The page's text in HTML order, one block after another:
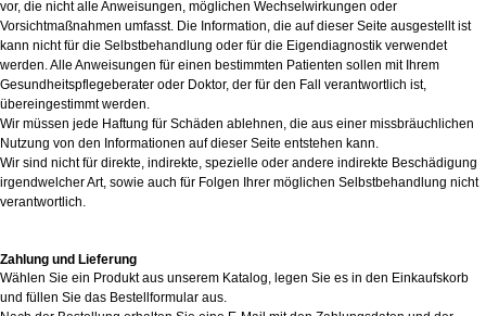
vor, die nicht alle Anweisungen, möglichen Wechselwirkungen oder
Vorsichtmaßnahmen umfasst. Die Information, die auf dieser Seite ausgestellt ist
kann nicht für die Selbstbehandlung oder für die Eigendiagnostik verwendet
werden. Alle Anweisungen für einen bestimmten Patienten sollen mit Ihrem
Gesundheitspflegeberater oder Doktor, der für den Fall verantwortlich ist,
übereingestimmt werden.
Wir müssen jede Haftung für Schäden ablehnen, die aus einer missbräuchlichen
Nutzung von den Informationen auf dieser Seite entstehen kann.
Wir sind nicht für direkte, indirekte, spezielle oder andere indirekte Beschädigung
irgendwelcher Art, sowie auch für Folgen Ihrer möglichen Selbstbehandlung nicht
verantwortlich.
Zahlung und Lieferung
Wählen Sie ein Produkt aus unserem Katalog, legen Sie es in den Einkaufskorb
und füllen Sie das Bestellformular aus.